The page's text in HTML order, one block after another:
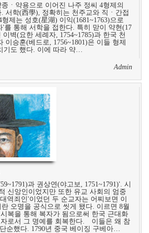
ㆍ약용으로 이어진 나주 정씨 4형제의
서학(西學), 정확히는 천주교와 직ㆍ간접
제는 성호(星湖) 이익(1681~1763)으로
'를 통해 서학을 접한다. 특히 맏이 약현(17
이벽(요한 세례자, 1754~1785)과 한국 천
이승훈(베드로, 1756~1801)은 이들 형제
기도 했다. 이에 따라 약…
Admin
과 권상연(야고보, 1751~1791)'. 시
신앙인이었지만 또한 유교 사회의 엄중
역죄인'이었던 두 순교자는 어찌보면 이
오명을 공식으로 씻게 됐다. 이르면 8월
복을 통해 복자가 됨으로써 한국 근대화
로서 그 명예를 회복한다. 이들은 왜 참
순했다. 1790년 중국 베이징 구베아…